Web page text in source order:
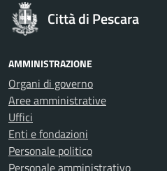
Città di Pescara
AMMINISTRAZIONE
Organi di governo
Aree amministrative
Uffici
Enti e fondazioni
Personale politico
Personale amministrativo